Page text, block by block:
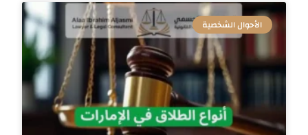
الأحوال الشخصية